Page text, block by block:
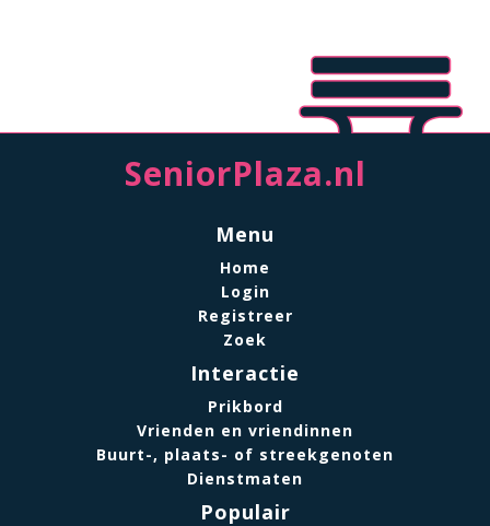
SeniorPlaza.nl
Menu
Home
Login
Registreer
Zoek
Interactie
Prikbord
Vrienden en vriendinnen
Buurt-, plaats- of streekgenoten
Dienstmaten
Populair